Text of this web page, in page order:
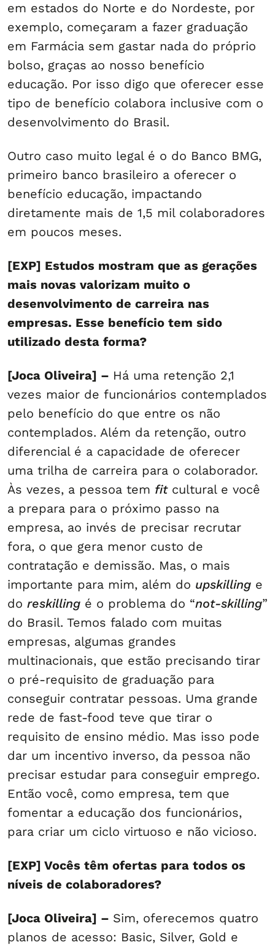
em estados do Norte e do Nordeste, por
exemplo, começaram a fazer graduação
em Farmácia sem gastar nada do próprio
bolso, graças ao nosso benefício
educação. Por isso digo que oferecer esse
tipo de benefício colabora inclusive com o
desenvolvimento do Brasil.
Outro caso muito legal é o do Banco BMG,
primeiro banco brasileiro a oferecer o
benefício educação, impactando
diretamente mais de 1,5 mil colaboradores
em poucos meses​.
[EXP] Estudos mostram que as gerações
mais novas valorizam muito o
desenvolvimento de carreira nas
empresas. Esse benefício tem sido
utilizado desta forma?
[Joca Oliveira] – Há uma retenção 2,1
vezes maior de funcionários contemplados
pelo benefício do que entre os não
contemplados. Além da retenção, outro
diferencial é a capacidade de oferecer
uma trilha de carreira para o colaborador.
Às vezes, a pessoa tem fitcultural e você
a prepara para o próximo passo na
empresa, ao invés de precisar recrutar
fora, o que gera menor custo de
contratação e demissão. Mas, o mais
importante para mim, além do upskilling e
do reskilling é o problema do “not-skilling”
do Brasil. Temos falado com muitas
empresas, algumas grandes
multinacionais, que estão precisando tirar
o pré-requisito de graduação para
conseguir contratar pessoas. Uma grande
rede de fast-food teve que tirar o
requisito de ensino médio. Mas isso pode
dar um incentivo inverso, da pessoa não
precisar estudar para conseguir emprego.
Então você, como empresa, tem que
fomentar a educação dos funcionários,
para criar um ciclo virtuoso e não vicioso.
[EXP] Vocês têm ofertas para todos os
níveis de colaboradores?
[Joca Oliveira] – Sim, oferecemos quatro
planos de acesso: Basic, Silver, Gold e